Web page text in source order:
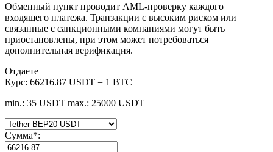
Обменный пункт проводит AML-проверку каждого
входящего платежа. Транзакции с высоким риском или
связанные с санкционными компаниями могут быть
приостановлены, при этом может потребоваться
дополнительная верификация.
Отдаете
Курс: 66216.87 USDT = 1 BTC
min.: 35 USDT max.: 25000 USDT
Сумма*: